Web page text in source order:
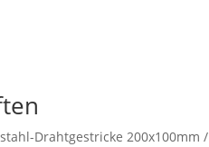
Drahtgestricke 200x100mm